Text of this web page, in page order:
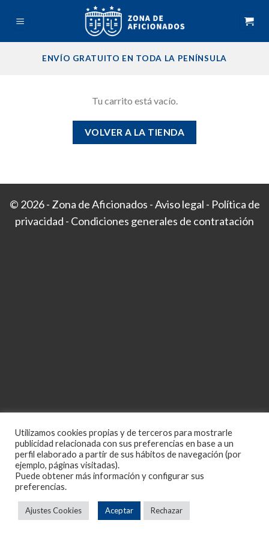
ENVÍO GRATUITO EN TODA LA PENÍNSULA
Tu carrito está vacío.
VOLVER A LA TIENDA
© 2026 - Zona de Aficionados -Aviso legal - Política de
privacidad - Condiciones generales de contratación
Utilizamos cookies propias y de terceros para mostrarle
publicidad relacionada con sus preferencias en base a un
perfil elaborado a partir de sus hábitos de navegación (por
ejemplo, páginas visitadas).
Puede obtener más información y configurar sus
preferencias.
Ajustes Cookies Aceptar Rechazar